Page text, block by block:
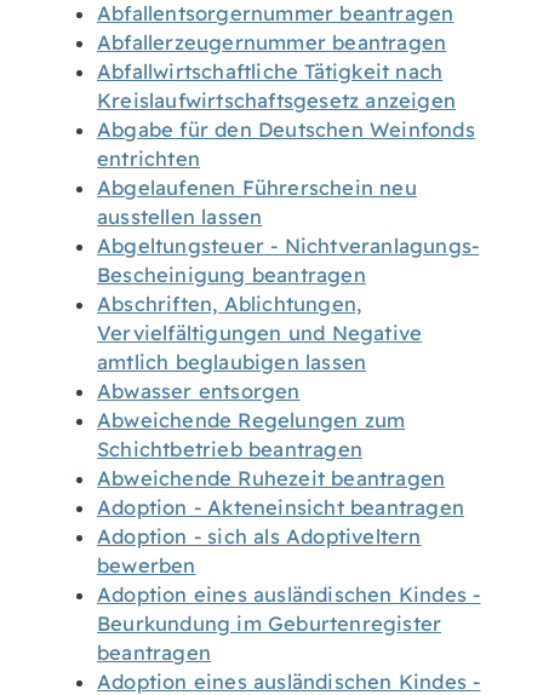
Abfallentsorgernummer beantragen
Abfallerzeugernummer beantragen
Abfallwirtschaftliche Tätigkeit nach
Kreislaufwirtschaftsgesetz anzeigen
Abgabe für den Deutschen Weinfonds
entrichten
Abgelaufenen Führerschein neu
ausstellen lassen
Abgeltungsteuer - Nichtveranlagungs-
Bescheinigung beantragen
Abschriften, Ablichtungen,
Vervielfältigungen und Negative
amtlich beglaubigen lassen
Abwasser entsorgen
Abweichende Regelungen zum
Schichtbetrieb beantragen
Abweichende Ruhezeit beantragen
Adoption - Akteneinsicht beantragen
Adoption - sich als Adoptiveltern
bewerben
Adoption eines ausländischen Kindes -
Beurkundung im Geburtenregister
beantragen
Adoption eines ausländischen Kindes -